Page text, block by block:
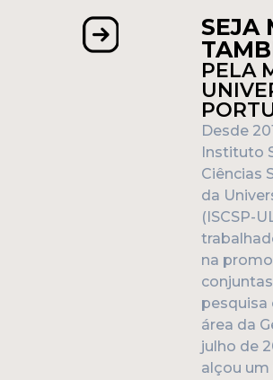
SEJA
PELA
Desde
Instituto
Ciências
da
(ISCSP-
na
pesquisa
área da
julho de
alçou